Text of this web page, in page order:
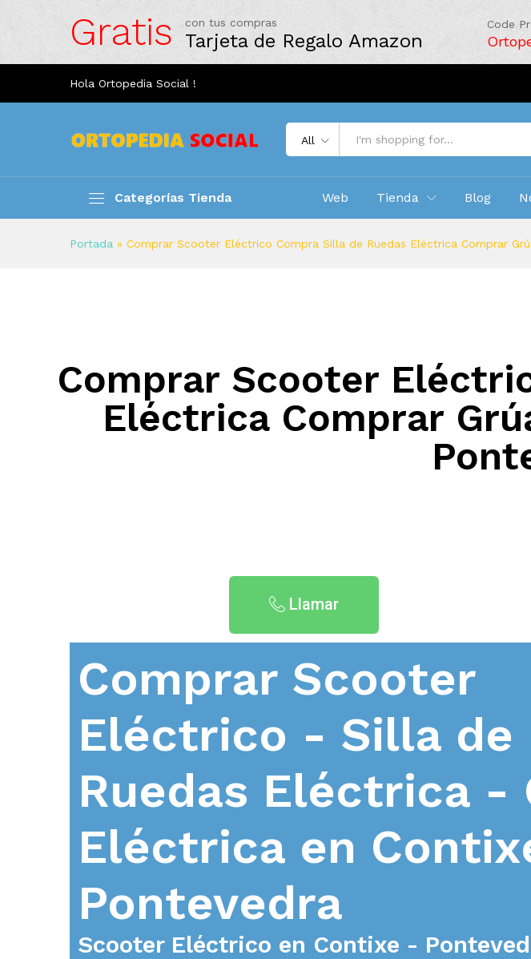
Gratis con tus compras
Tarjeta de Regalo Amazon
Code
Hola Ortopedia Social !
All
Categorías Tienda Web Tienda Blog
Portada » Comprar Scooter Eléctrico Compra Silla de Ruedas Eléctrica Comprar
Comprar Scooter
Eléctrica Comprar
Llamar
Comprar Scooter
Eléctrico - Silla de
Ruedas Eléctrica -
Eléctrica en
Pontevedra
Scooter Eléctrico en Contixe -